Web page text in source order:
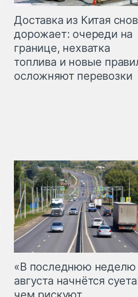
Доставка из Китая
дорожает: очереди на
границе, нехватка
топлива и новые
осложняют перевозки
«В последнюю неделю
августа начнётся